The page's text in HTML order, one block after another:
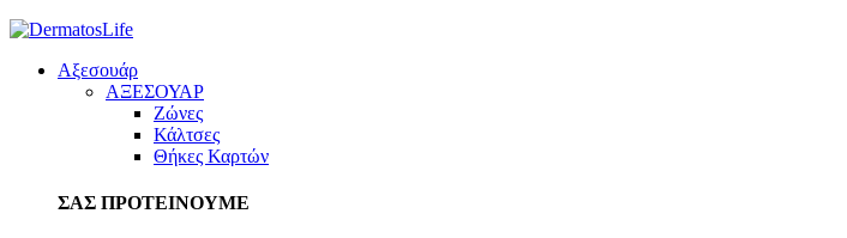
Αξεσουάρ
ΑΞΕΣΟΥΑΡ
Ζώνες
Κάλτσες
Θήκες Καρτών
ΣΑΣ ΠΡΟΤΕΙΝΟΥΜΕ